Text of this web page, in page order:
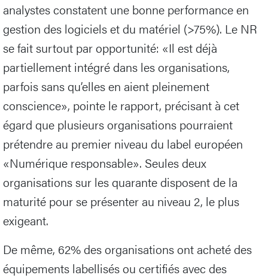
analystes constatent une bonne performance en
gestion des logiciels et du matériel (>75%). Le NR
se fait surtout par opportunité: «Il est déjà
partiellement intégré dans les organisations,
parfois sans qu’elles en aient pleinement
conscience», pointe le rapport, précisant à cet
égard que plusieurs organisations pourraient
prétendre au premier niveau du label européen
«Numérique responsable». Seules deux
organisations sur les quarante disposent de la
maturité pour se présenter au niveau 2, le plus
exigeant.
De même, 62% des organisations ont acheté des
équipements labellisés ou certifiés avec des